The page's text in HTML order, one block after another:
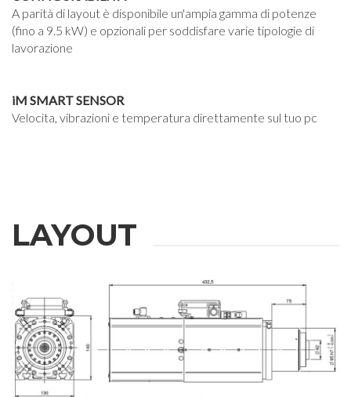
A parità di layout è disponibile un'ampia gamma di potenze
(fino a 9.5 kW) e opzionali per soddisfare varie tipologie di
lavorazione
iM SMART SENSOR
Velocita, vibrazioni e temperatura direttamente sul tuo pc
LAYOUT